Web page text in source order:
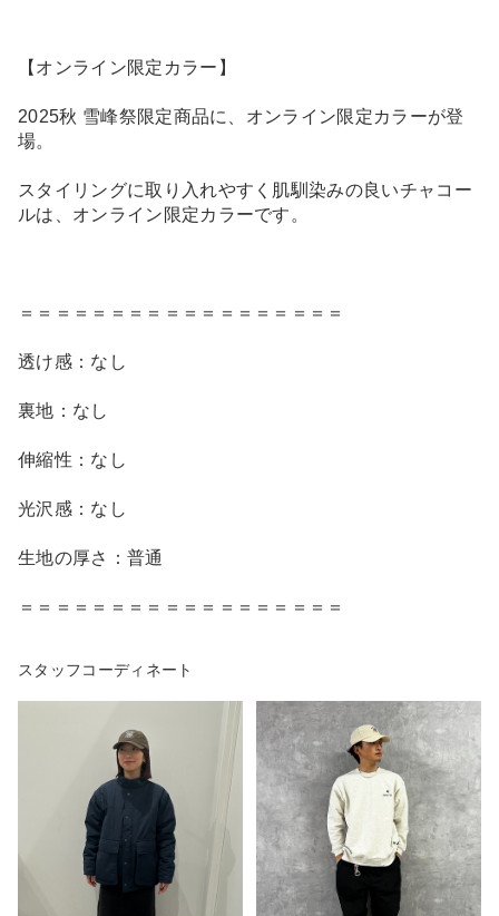
【オンライン限定カラー】
2025秋 雪峰祭限定商品に、オンライン限定カラーが登
場。
スタイリングに取り入れやすく肌馴染みの良いチャコー
ルは、オンライン限定カラーです。
＝＝＝＝＝＝＝＝＝＝＝＝＝＝＝＝＝＝
透け感：なし
裏地：なし
伸縮性：なし
光沢感：なし
生地の厚さ：普通
＝＝＝＝＝＝＝＝＝＝＝＝＝＝＝＝＝＝
スタッフコーディネート